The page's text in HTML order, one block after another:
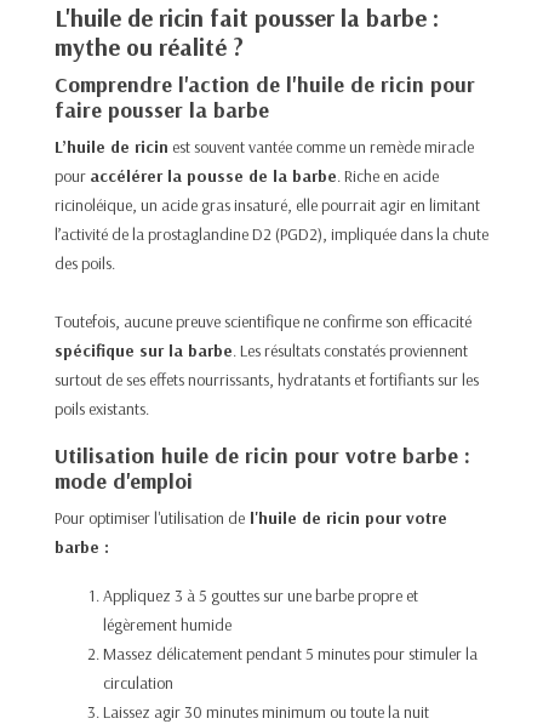
L'huile de ricin fait pousser la barbe :
mythe ou réalité ?
Comprendre l'action de l'huile de ricin pour
faire pousser la barbe
L’huile de ricin est souvent vantée comme un remède miracle
pour accélérer la pousse de la barbe. Riche en acide
ricinoléique, un acide gras insaturé, elle pourrait agir en limitant
l’activité de la prostaglandine D2 (PGD2), impliquée dans la chute
des poils.
Toutefois, aucune preuve scientifique ne confirme son efficacité
spécifique sur la barbe. Les résultats constatés proviennent
surtout de ses effets nourrissants, hydratants et fortifiants sur les
poils existants.
Utilisation huile de ricin pour votre barbe :
mode d'emploi
Pour optimiser l'utilisation de l'huile de ricin pour votre
barbe :
Appliquez 3 à 5 gouttes sur une barbe propre et
légèrement humide
Massez délicatement pendant 5 minutes pour stimuler la
circulation
Laissez agir 30 minutes minimum ou toute la nuit